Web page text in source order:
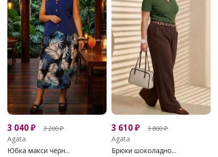
3 040₽ 3 200₽
Agata
Юбка макси чёрн...
3 610₽ 3 800₽
Agata
Брюки шоколадно...